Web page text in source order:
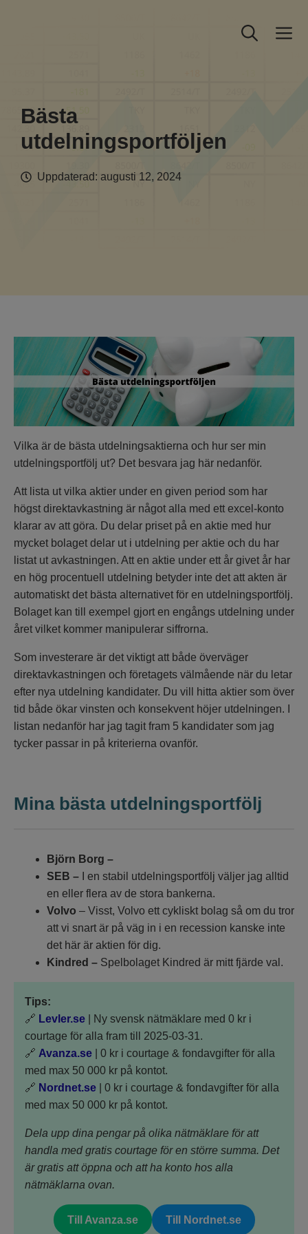
Bästa
utdelningsportföljen
Uppdaterad: augusti 12, 2024
Vilka är de bästa utdelningsaktierna och hur ser min
utdelningsportfölj ut? Det besvara jag här nedanför.
Att lista ut vilka aktier under en given period som har
högst direktavkastning är något alla med ett excel-konto
klarar av att göra. Du delar priset på en aktie med hur
mycket bolaget delar ut i utdelning per aktie och du har
listat ut avkastningen. Att en aktie under ett år givet år har
en hög procentuell utdelning betyder inte det att akten är
automatiskt det bästa alternativet för en utdelningsportfölj.
Bolaget kan till exempel gjort en engångs utdelning under
året vilket kommer manipulerar siffrorna.
Som investerare är det viktigt att både överväger
direktavkastningen och företagets välmående när du letar
efter nya utdelning kandidater. Du vill hitta aktier som över
tid både ökar vinsten och konsekvent höjer utdelningen. I
listan nedanför har jag tagit fram 5 kandidater som jag
tycker passar in på kriterierna ovanför.
Mina bästa utdelningsportfölj
Björn Borg –
SEB –
I en stabil utdelningsportfölj väljer jag alltid
en eller flera av de stora bankerna.
Volvo – Visst, Volvo ett cykliskt bolag så om du tror
att vi snart är på väg in i en recession kanske inte
det här är aktien för dig.
Kindred – Spelbolaget Kindred är mitt fjärde val.
Tips:
🔗 Levler.se | Ny svensk nätmäklare med 0 kr i
courtage för alla fram till 2025-03-31.
🔗 Avanza.se | 0 kr i courtage & fondavgifter för alla
med max 50 000 kr på kontot.
🔗 Nordnet.se | 0 kr i courtage & fondavgifter för alla
med max 50 000 kr på kontot.
Dela upp dina pengar på olika nätmäklare för att
handla med gratis courtage för en större summa. Det
är gratis att öppna och att ha konto hos alla
nätmäklarna ovan.
Till Avanza.se Till Nordnet.se